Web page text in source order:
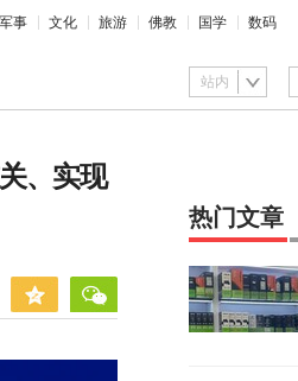
军事 文化 旅游 佛教 国学 数码
站内
、实现
热门文章